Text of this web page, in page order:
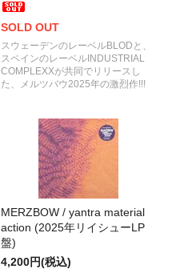
SOLD OUT
スウェーデンのレーベルBLODと、
スペインのレーベルINDUSTRIAL
COMPLEXXが共同でリリースし
た、メルツバウ2025年の激烈作!!!
MERZBOW / yantra material
action (2025年リイシューLP
盤)
4,200円(税込)